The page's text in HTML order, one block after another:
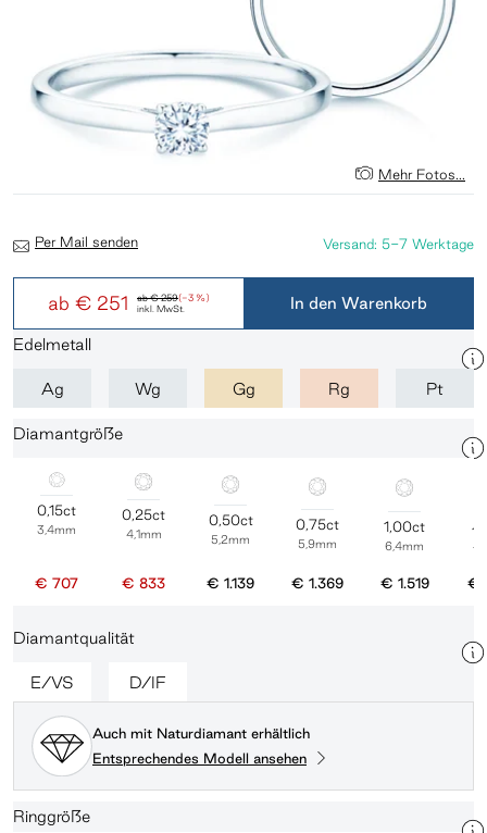
Mehr Fotos...
ab€ 259(-3 %)
ab € 251 inkl. MwSt.
Versand: 5-7 Werktage
Per Mail senden
In den Warenkorb
Edelmetall
Ag Wg Gg Rg Pt
Diamantgröße
0,15ct
3,4mm
€ 707
0,25ct
4,1mm
€ 833
0,50ct
5,2mm
€ 1.139
0,75ct
5,9mm
€ 1.369
1,00ct
6,4mm
€ 1.519 €
Diamantqualität
E/VS D/IF
Auch mit Naturdiamant erhältlich
Entsprechendes Modell ansehen
Ringgröße